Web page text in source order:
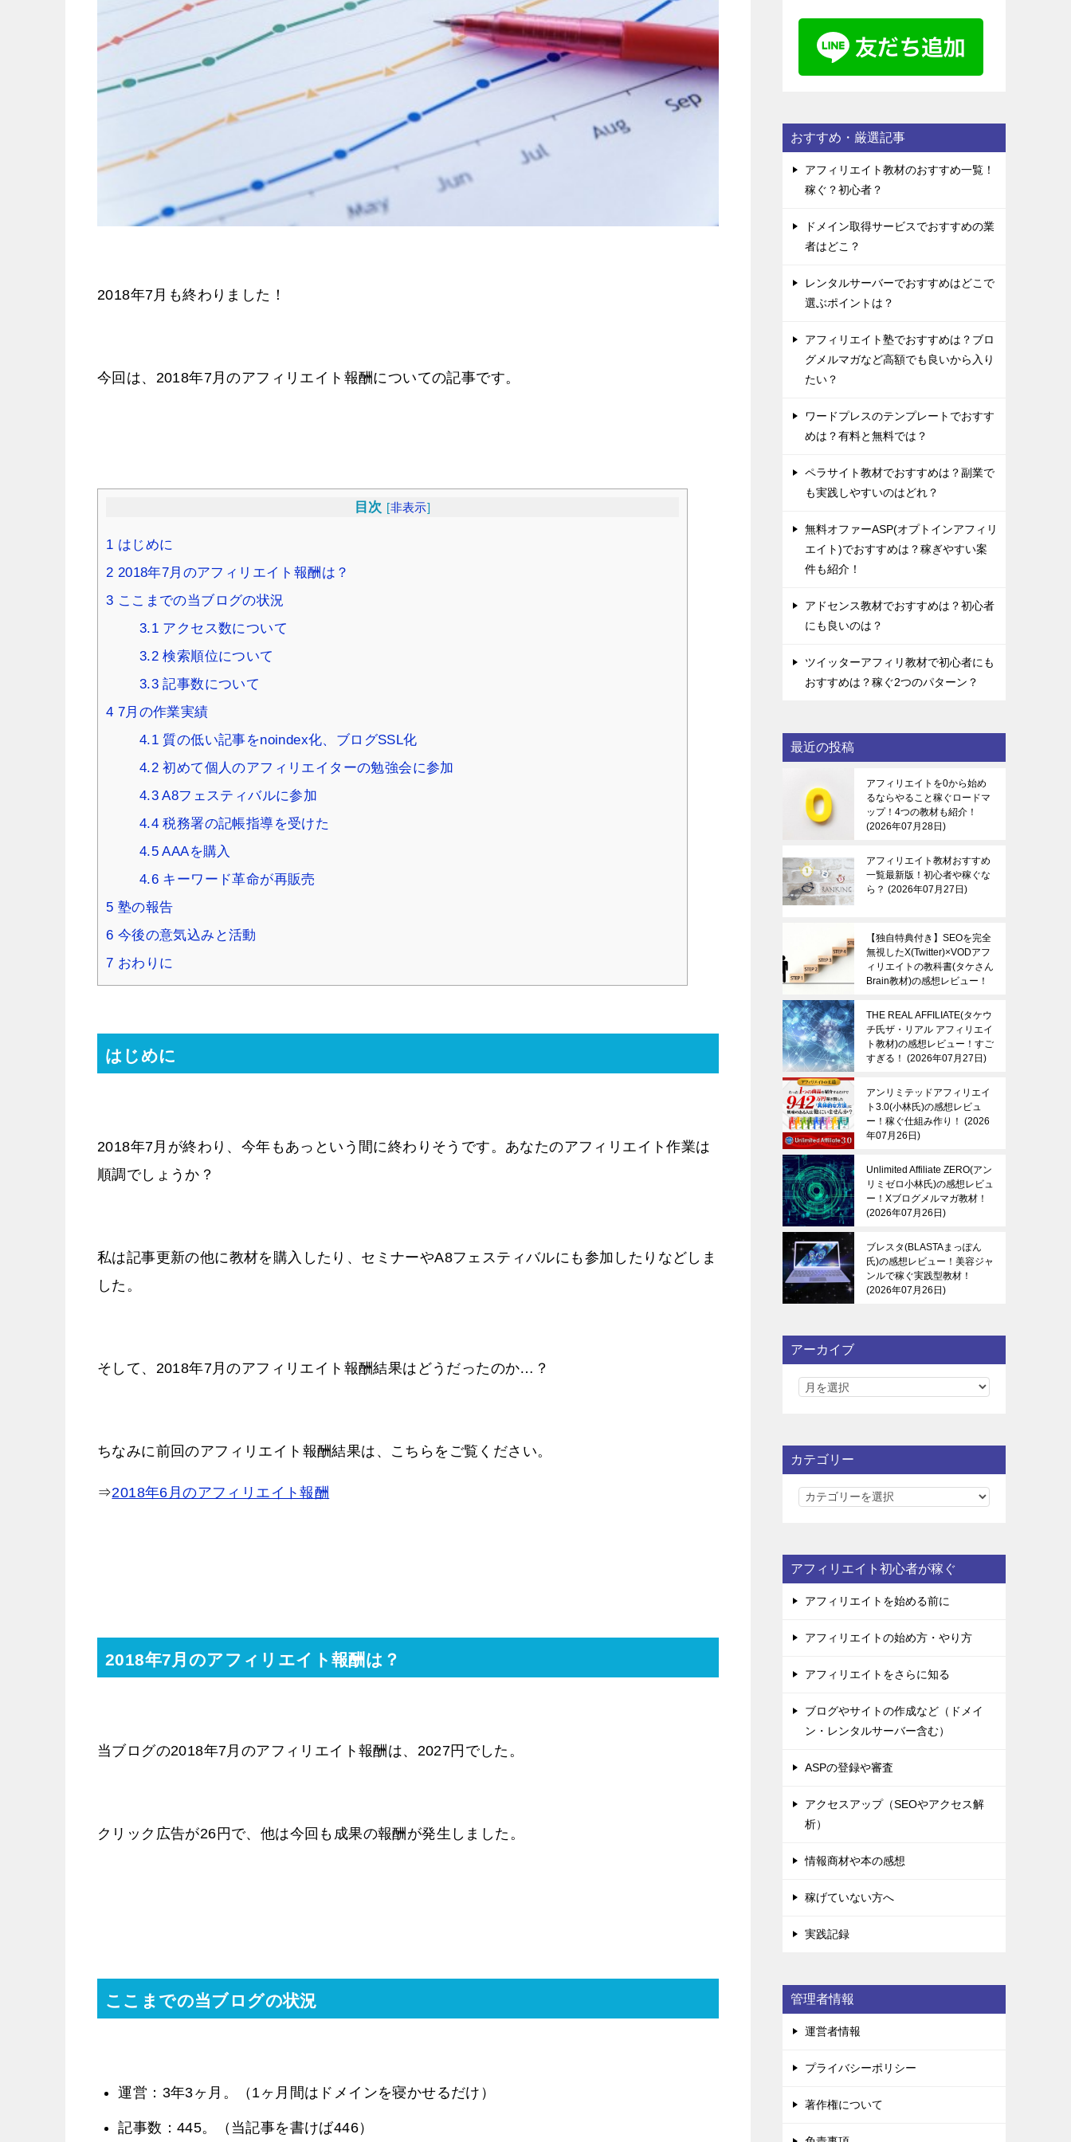
2018年7月も終わりました！
今回は、2018年7月のアフィリエイト報酬についての記事です。
目次 [非表示]
1 はじめに
2 2018年7月のアフィリエイト報酬は？
3 ここまでの当ブログの状況
3.1 アクセス数について
3.2 検索順位について
3.3 記事数について
4 7月の作業実績
4.1 質の低い記事をnoindex化、ブログSSL化
4.2 初めて個人のアフィリエイターの勉強会に参加
4.3 A8フェスティバルに参加
4.4 税務署の記帳指導を受けた
4.5 AAAを購入
4.6 キーワード革命が再販売
5 塾の報告
6 今後の意気込みと活動
7 おわりに
はじめに
2018年7月が終わり、今年もあっという間に終わりそうです。あなたのアフィリエイト作業は
順調でしょうか？
私は記事更新の他に教材を購入したり、セミナーやA8フェスティバルにも参加したりなどしま
した。
そして、2018年7月のアフィリエイト報酬結果はどうだったのか…？
ちなみに前回のアフィリエイト報酬結果は、こちらをご覧ください。
⇒2018年6月のアフィリエイト報酬
2018年7月のアフィリエイト報酬は？
当ブログの2018年7月のアフィリエイト報酬は、2027円でした。
クリック広告が26円で、他は今回も成果の報酬が発生しました。
ここまでの当ブログの状況
運営：3年3ヶ月。（1ヶ月間はドメインを寝かせるだけ）
記事数：445。（当記事を書けば446）
おすすめ・厳選記事
アフィリエイト教材のおすすめ一覧！
稼ぐ？初心者？
ドメイン取得サービスでおすすめの業
者はどこ？
レンタルサーバーでおすすめはどこで
選ぶポイントは？
アフィリエイト塾でおすすめは？ブロ
グメルマガなど高額でも良いから入り
たい？
ワードプレスのテンプレートでおすす
めは？有料と無料では？
ペラサイト教材でおすすめは？副業で
も実践しやすいのはどれ？
無料オファーASP(オプトインアフィリ
エイト)でおすすめは？稼ぎやすい案
件も紹介！
アドセンス教材でおすすめは？初心者
にも良いのは？
ツイッターアフィリ教材で初心者にも
おすすめは？稼ぐ2つのパターン？
最近の投稿
アフィリエイトを0から始め
るならやること稼ぐロードマ
ップ！4つの教材も紹介！
2026年07月28日
アフィリエイト教材おすすめ
一覧最新版！初心者や稼ぐな
ら？
2026年07月27日
【独自特典付き】SEOを完全
無視したX(Twitter)×VODアフ
ィリエイトの教科書(タケさん
Brain教材)の感想レビュー！
月27日
THE REAL AFFILIATE(タケウ
チ氏ザ・リアル アフィリエイ
ト教材)の感想レビュー！すご
すぎる！
2026年07月27日
アンリミテッドアフィリエイ
ト3.0(小林氏)の感想レビュ
ー！稼ぐ仕組み作り！
2026
年07月26日
Unlimited Affiliate ZERO(アン
リミゼロ小林氏)の感想レビュ
ー！Xブログメルマガ教材！
2026年07月26日
ブレスタ(BLASTAまっぽん
氏)の感想レビュー！美容ジャ
ンルで稼ぐ実践型教材！
2026年07月26日
アーカイブ
カテゴリー
カ
リ
ー
アフィリエイト初心者が稼ぐ
アフィリエイトを始める前に
アフィリエイトの始め方・やり方
アフィリエイトをさらに知る
ブログやサイトの作成など（ドメイ
ン・レンタルサーバー含む）
ASPの登録や審査
アクセスアップ（SEOやアクセス解
析）
情報商材や本の感想
稼げていない方へ
実践記録
管理者情報
運営者情報
プライバシーポリシー
著作権について